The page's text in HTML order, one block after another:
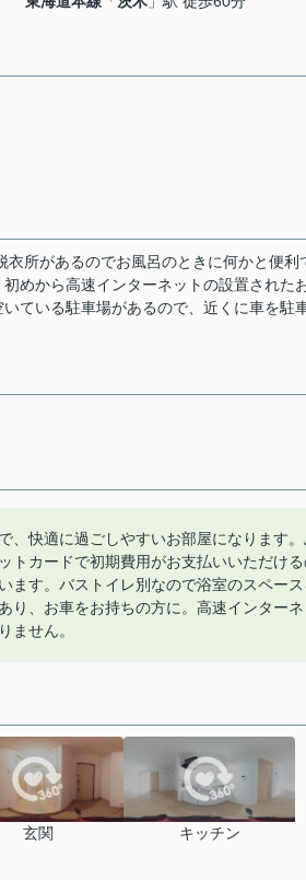
所があるのでお風呂のときに何かと便利
めから高速インターネットの設置された
ている駐車場があるので、近くに車を駐
、快適に過ごしやすいお部屋になります。
トカードで初期費用がお支払いいただけ
ます。バストイレ別なので浴室のスペース
り、お車をお持ちの方に。高速インターネ
ません。
玄関 キッチン